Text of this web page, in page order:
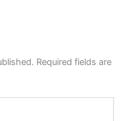
Required fields are